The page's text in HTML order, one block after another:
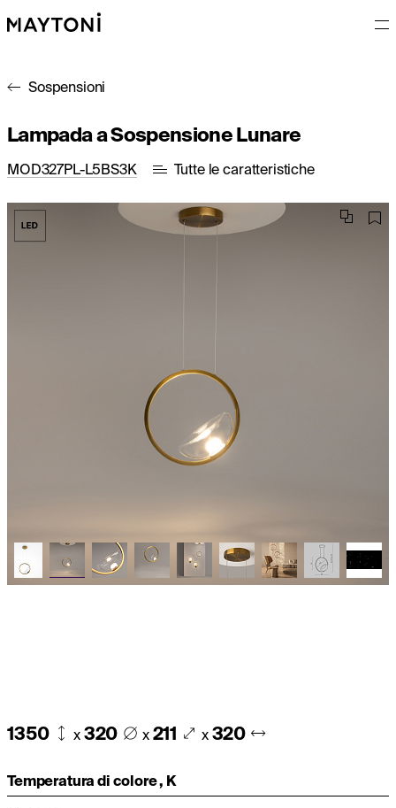
Sospensioni
Lampada a Sospensione Lunare
MOD327PL-L5BS3K Tutte le caratteristiche
1350 x 320 x 211 x 320
Temperatura di colore , K